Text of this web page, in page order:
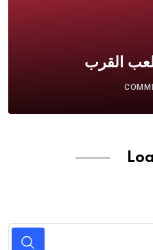
القرب